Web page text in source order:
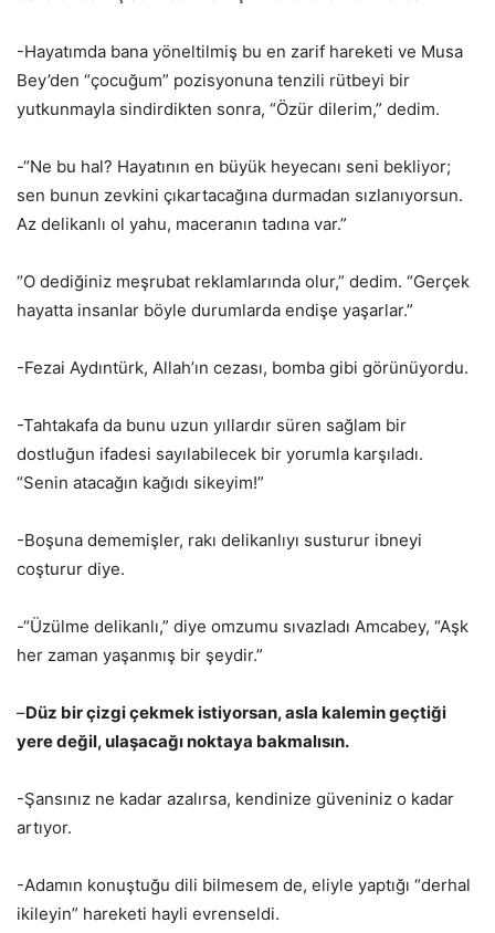
-Hayatımda bana yöneltilmiş bu en zarif hareketi ve Musa
Bey’den “çocuğum” pozisyonuna tenzili rütbeyi bir
yutkunmayla sindirdikten sonra, “Özür dilerim,” dedim.
-“Ne bu hal? Hayatının en büyük heyecanı seni bekliyor;
sen bunun zevkini çıkartacağına durmadan sızlanıyorsun.
Az delikanlı ol yahu, maceranın tadına var.”
“O dediğiniz meşrubat reklamlarında olur,” dedim. “Gerçek
hayatta insanlar böyle durumlarda endişe yaşarlar.”
-Fezai Aydıntürk, Allah’ın cezası, bomba gibi görünüyordu.
-Tahtakafa da bunu uzun yıllardır süren sağlam bir
dostluğun ifadesi sayılabilecek bir yorumla karşıladı.
“Senin atacağın kağıdı sikeyim!”
-Boşuna dememişler, rakı delikanlıyı susturur ibneyi
coşturur diye.
-“Üzülme delikanlı,” diye omzumu sıvazladı Amcabey, “Aşk
her zaman yaşanmış bir şeydir.”
–Düz bir çizgi çekmek istiyorsan, asla kalemin geçtiği
yere değil, ulaşacağı noktaya bakmalısın.
-Şansınız ne kadar azalırsa, kendinize güveniniz o kadar
artıyor.
-Adamın konuştuğu dili bilmesem de, eliyle yaptığı “derhal
ikileyin” hareketi hayli evrenseldi.